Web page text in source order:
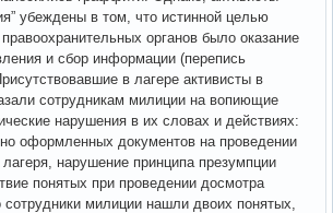
убеждены в том, что истинной целью
органов было оказание
и сбор информации (перепись
в лагере активисты в
сотрудникам милиции на вопиющие
нарушения в их словах и действиях:
оформленных документов на проведении
нарушение принципа презумпции
понятых при проведении досмотра
милиции нашли двоих понятых,